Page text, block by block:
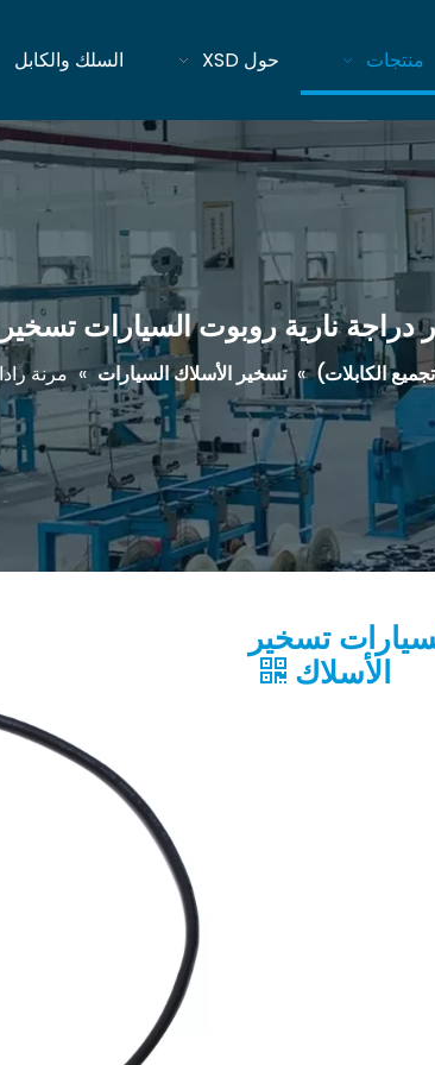
منتجات حول XSD السلك والكابل
دراجة نارية روبوت السيارات
الكابلات) » تسخير الأسلاك السيارات » مرنة
تسخير
الأسلاك